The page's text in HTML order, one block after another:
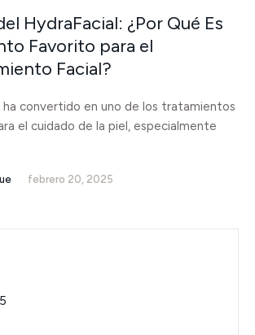
HydraFacial: ¿Por Qué Es
Favorito para el
Facial?
ha convertido en uno de los tratamientos
el cuidado de la piel, especialmente
febrero 20, 2025